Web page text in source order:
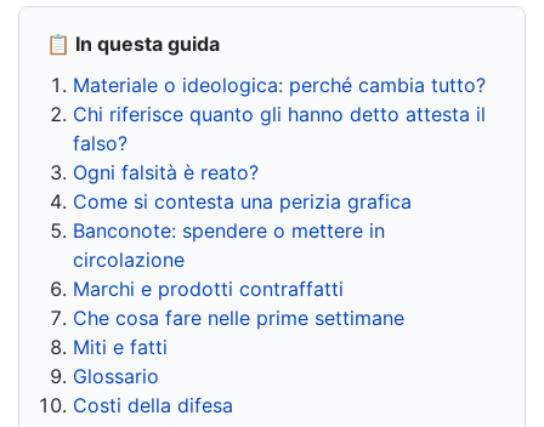
📋 In questa guida
Materiale o ideologica: perché cambia tutto?
Chi riferisce quanto gli hanno detto attesta il
falso?
Ogni falsità è reato?
Come si contesta una perizia grafica
Banconote: spendere o mettere in
circolazione
Marchi e prodotti contraffatti
Che cosa fare nelle prime settimane
Miti e fatti
Glossario
Costi della difesa